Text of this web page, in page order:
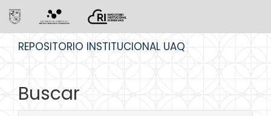
REPOSITORIO INSTITUCIONAL UAQ
Buscar